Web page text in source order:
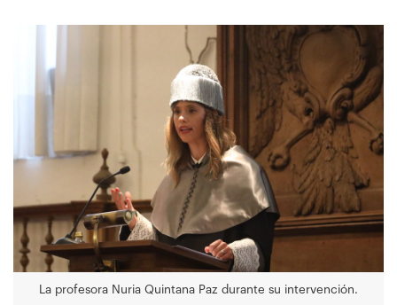
La profesora Nuria Quintana Paz durante su intervención.